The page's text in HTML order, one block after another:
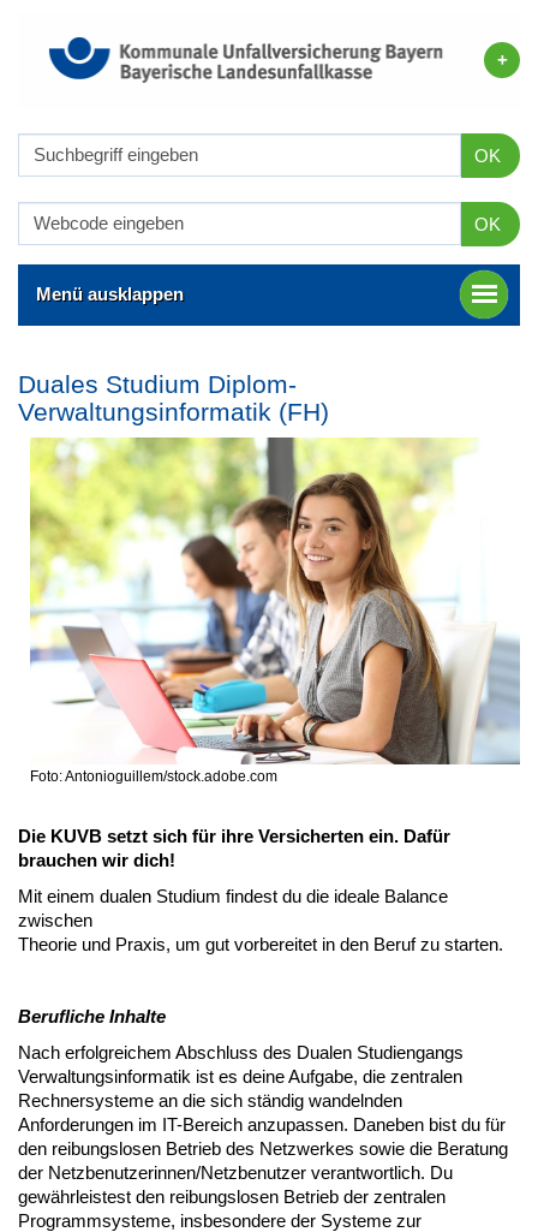
OK
OK
Menü ausklappen
Duales Studium Diplom-
Verwaltungsinformatik (FH)
Foto: Antonioguillem/stock.adobe.com
Die KUVB setzt sich für ihre Versicherten ein. Dafür
brauchen wir dich!
Mit einem dualen Studium findest du die ideale Balance
zwischen
Theorie und Praxis, um gut vorbereitet in den Beruf zu starten.
Berufliche Inhalte
Nach erfolgreichem Abschluss des Dualen Studiengangs
Verwaltungsinformatik ist es deine Aufgabe, die zentralen
Rechnersysteme an die sich ständig wandelnden
Anforderungen im IT-Bereich anzupassen. Daneben bist du für
den reibungslosen Betrieb des Netzwerkes sowie die Beratung
der Netzbenutzerinnen/Netzbenutzer verantwortlich. Du
gewährleistest den reibungslosen Betrieb der zentralen
Programmsysteme, insbesondere der Systeme zur